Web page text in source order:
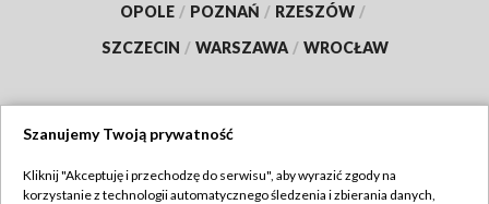
OPOLE / POZNAŃ / RZESZÓW /
SZCZECIN / WARSZAWA / WROCŁAW
Szanujemy Twoją prywatność
Kliknij "Akceptuję i przechodzę do serwisu", aby wyrazić zgody na
korzystanie z technologii automatycznego śledzenia i zbierania danych,